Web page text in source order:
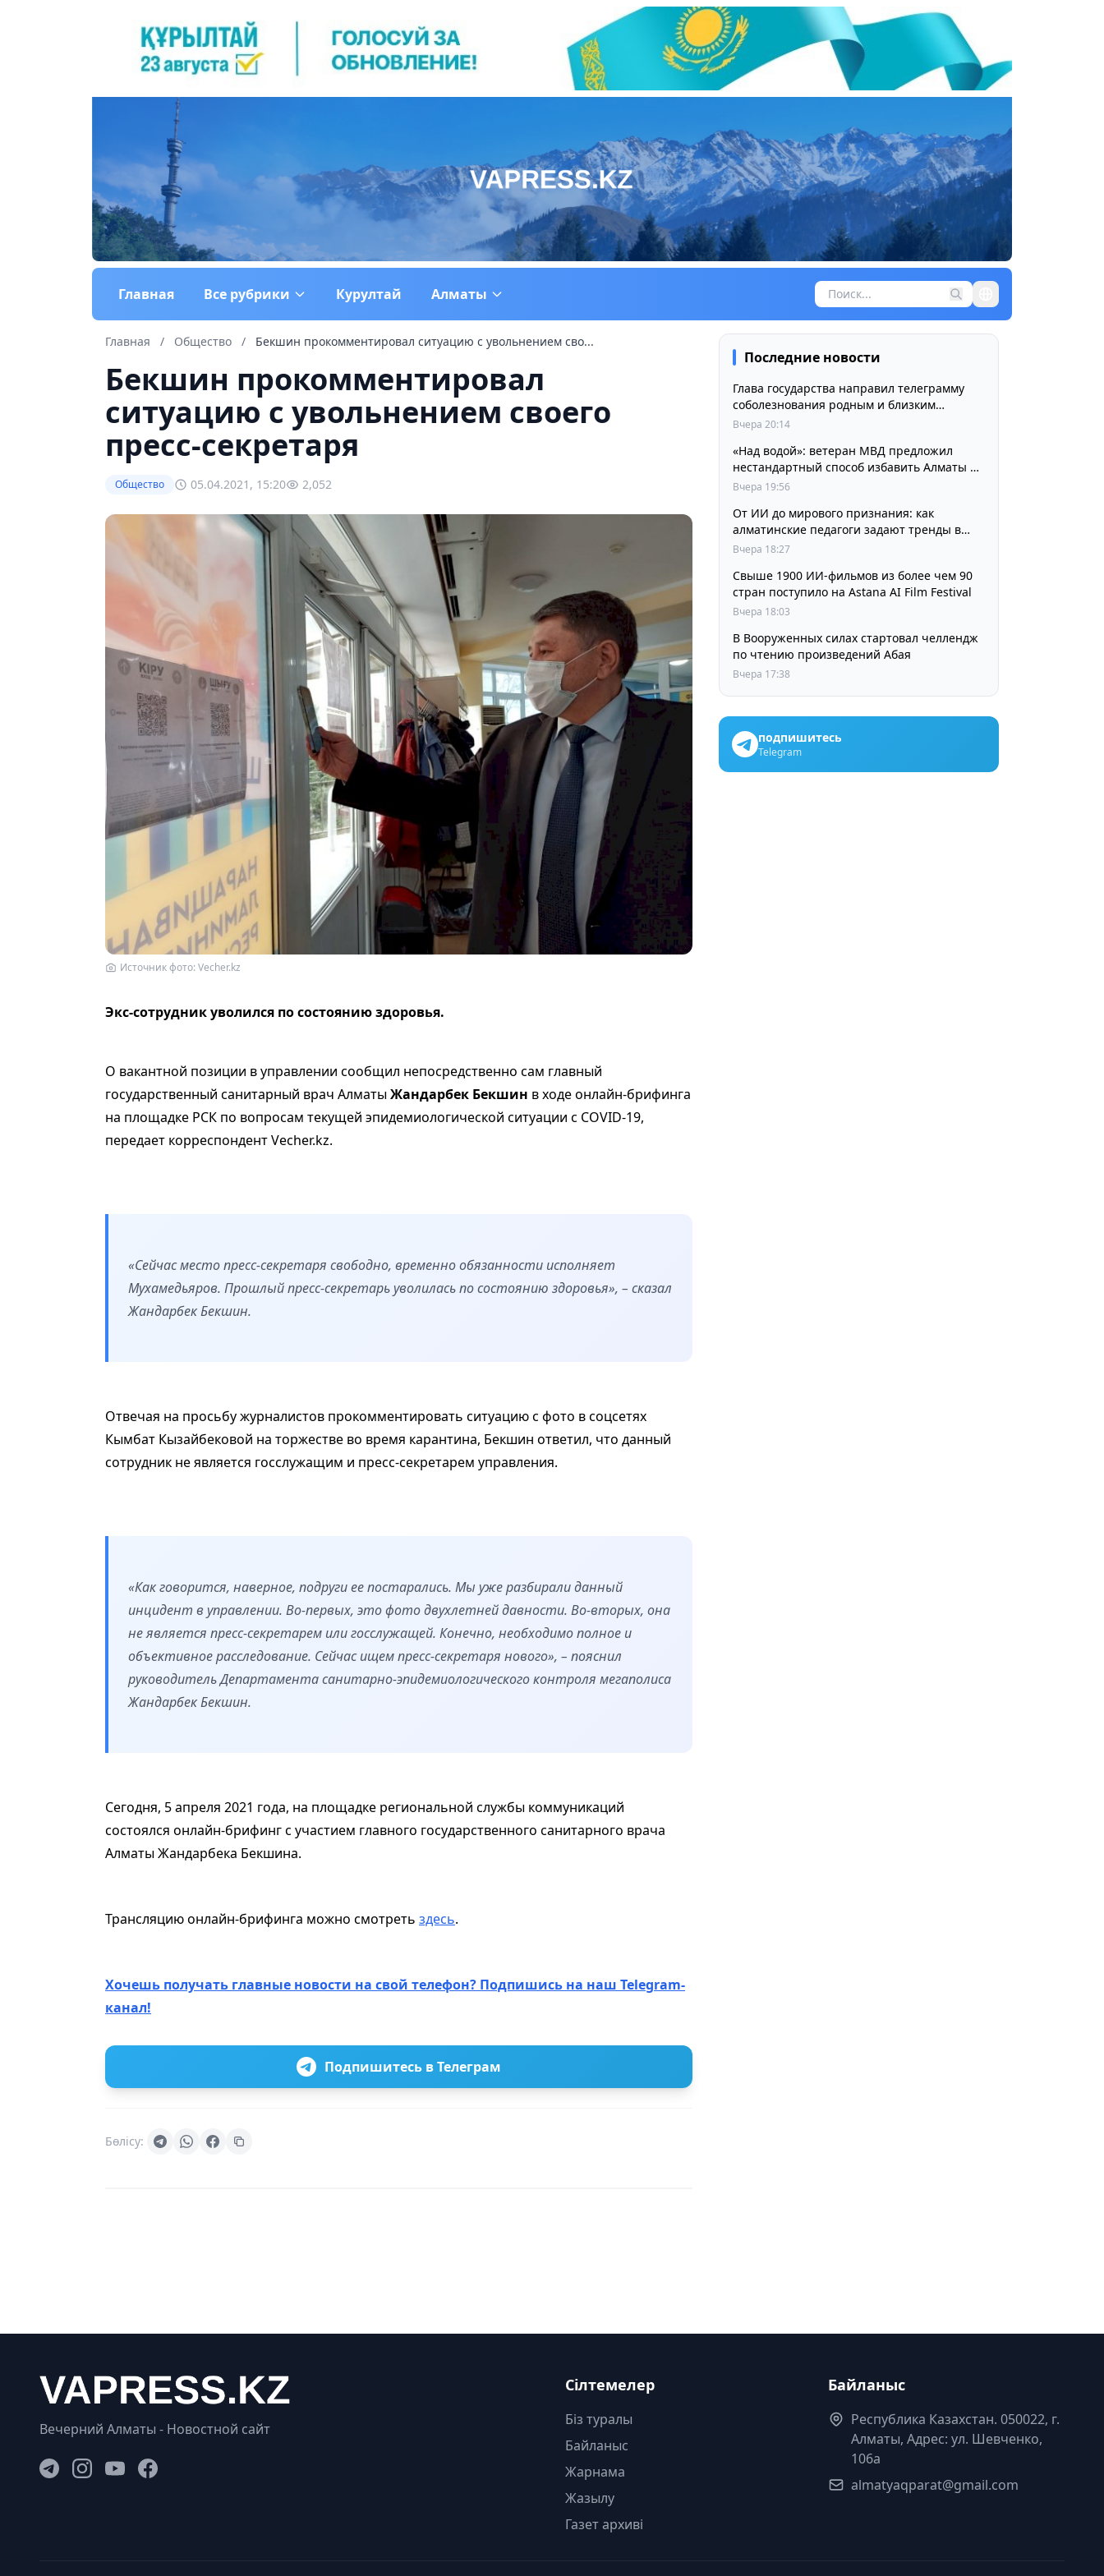
Главная Все рубрики Курултай Алматы
Главная / Общество / Бекшин прокомментировал ситуацию с увольнением сво...
Бекшин прокомментировал
ситуацию с увольнением своего
пресс-секретаря
Общество 05.04.2021, 15:20 2,052
Источник фото: Vecher.kz
Экс-сотрудник уволился по состоянию здоровья.
О вакантной позиции в управлении сообщил непосредственно сам главный
государственный санитарный врач АлматыЖандарбек Бекшин в ходе онлайн-брифинга
на площадке РСК по вопросам текущей эпидемиологической ситуации с COVID-19,
передает корреспондент Vecher.kz.
«Сейчас место пресс-секретаря свободно, временно обязанности исполняет
Мухамедьяров. Прошлый пресс-секретарь уволилась по состоянию здоровья», – сказал
Жандарбек Бекшин.
Отвечая на просьбу журналистов прокомментировать ситуацию с фото в соцсетях
Кымбат Кызайбековой на торжестве во время карантина, Бекшин ответил, что данный
сотрудник не является госслужащим и пресс-секретарем управления.
«Как говорится, наверное, подруги ее постарались. Мы уже разбирали данный
инцидент в управлении. Во-первых, это фото двухлетней давности. Во-вторых, она
не является пресс-секретарем или госслужащей. Конечно, необходимо полное и
объективное расследование. Сейчас ищем пресс-секретаря нового», – пояснил
руководитель Департамента санитарно-эпидемиологического контроля мегаполиса
Жандарбек Бекшин.
Сегодня, 5 апреля 2021 года, на площадке региональной службы коммуникаций
состоялся онлайн-брифинг с участием главного государственного санитарного врача
Алматы Жандарбека Бекшина.
Трансляцию онлайн-брифинга можно смотреть здесь.
Хочешь получать главные новости на свой телефон? Подпишись на наш Telegram-
канал!
Подпишитесь в Телеграм
Бөлісу:
Последние новости
Глава государства направил телеграмму
соболезнования родным и близким
выдающегося кинорежиссера Ардака
Вчера 20:14
«Над водой»: ветеран МВД предложил
нестандартный способ избавить Алматы от
пробок и смога
Вчера 19:56
От ИИ до мирового признания: как
алматинские педагоги задают тренды в
изучении языков
Вчера 18:27
Свыше 1900 ИИ-фильмов из более чем 90
стран поступило на Astana AI Film Festival
Вчера 18:03
В Вооруженных силах стартовал челлендж
по чтению произведений Абая
Вчера 17:38
подпишитесь
Telegram
Вечерний Алматы - Новостной сайт
Сілтемелер
Біз туралы
Байланыс
Жарнама
Жазылу
Газет архиві
Байланыс
Республика Казахстан. 050022, г.
Алматы, Адрес: ул. Шевченко,
106а
almatyaqparat@gmail.com